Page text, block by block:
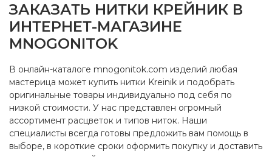
ЗАКАЗАТЬ НИТКИ КРЕЙНИК В
ИНТЕРНЕТ-МАГАЗИНЕ
MNOGONITOK
В онлайн-каталоге mnogonitok.com изделий любая
мастерица может купить нитки Kreinik и подобрать
оригинальные товары индивидуально под себя по
низкой стоимости. У нас представлен огромный
ассортимент расцветок и типов ниток. Наши
специалисты всегда готовы предложить вам помощь в
выборе, в короткие сроки оформить покупку и доставить